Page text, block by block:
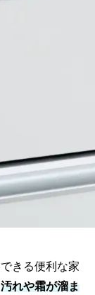
きる便利な家
汚れや霜が溜ま